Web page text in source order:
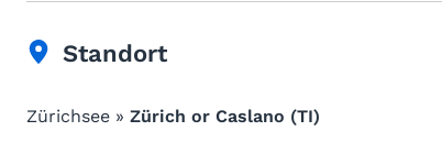
Standort
Zürichsee » Zürich or Caslano (TI)